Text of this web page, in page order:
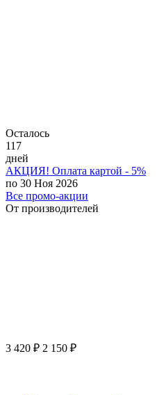
Осталось
117
дней
АКЦИЯ! Оплата картой - 5%
по 30 Ноя 2026
Все промо-акции
От производителей
3 420 ₽ 2 150 ₽